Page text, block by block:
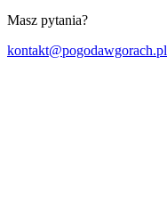
Masz pytania?
kontakt@pogodawgorach.pl